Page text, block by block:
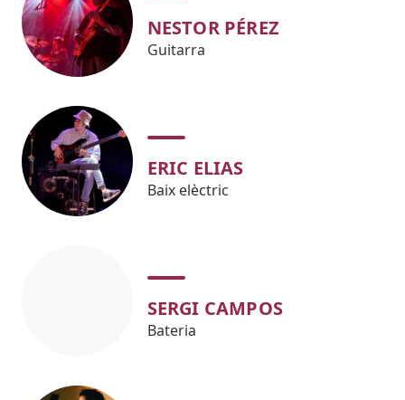
NESTOR PÉREZ
Guitarra
ERIC ELIAS
Baix elèctric
SERGI CAMPOS
Bateria